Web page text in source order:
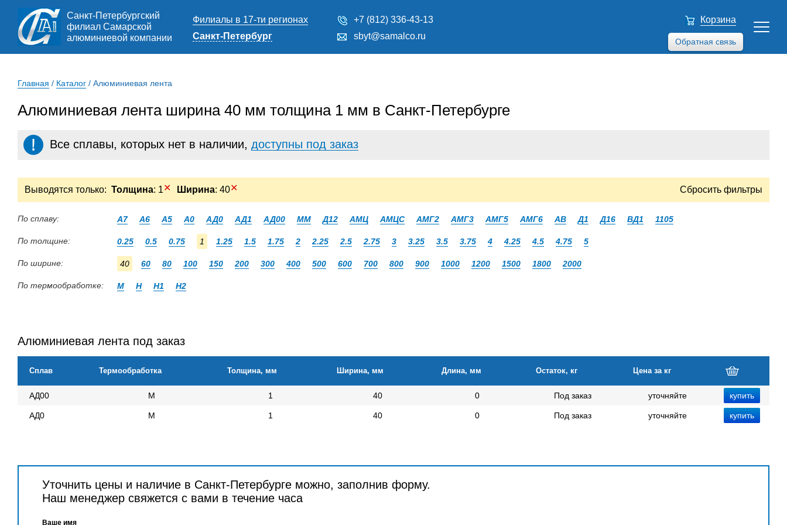
Санкт-Петербургский
филиал Самарской
алюминиевой компании
Филиалы в 17-ти регионах
Санкт-Петербург
+7 (812) 336-43-13
sbyt@samalco.ru
Обратная связь
Корзина
Главная / Каталог / Алюминиевая лента
Алюминиевая лента ширина 40 мм толщина 1 мм в Санкт-Петербурге
Все сплавы, которых нет в наличии, доступны под заказ
Выводятся только: Толщина: 1✕ Ширина: 40✕ Сбросить фильтры
По сплаву: А7 А6 А5 А0 АД0 АД1 АД00 ММ Д12 АМЦ АМЦС АМГ2 АМГ3 АМГ5 АМГ6 АВ Д1 Д16 ВД1 1105
По толщине: 0.25 0.5 0.75 1 1.25 1.5 1.75 2 2.25 2.5 2.75 3 3.25 3.5 3.75 4 4.25 4.5 4.75 5
По ширине: 40 60 80 100 150 200 300 400 500 600 700 800 900 1000 1200 1500 1800 2000
По термообработке: М Н Н1 Н2
Алюминиевая лента под заказ
Сплав Термообработка Толщина, мм Ширина, мм Длина, мм Остаток, кг Цена за кг
АД00 М 1 40 0 Под заказ уточняйте
АД0 М 1 40 0 Под заказ уточняйте
Уточнить цены и наличие в Санкт-Петербурге можно, заполнив форму.
Наш менеджер свяжется с вами в течение часа
Ваше имя